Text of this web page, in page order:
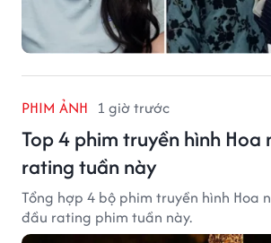
PHIM ẢNH 1 giờ trước
Top 4 phim truyền hình
rating tuần này
Tổng hợp 4 bộ phim truyền hình Hoa
đầu rating phim tuần này.